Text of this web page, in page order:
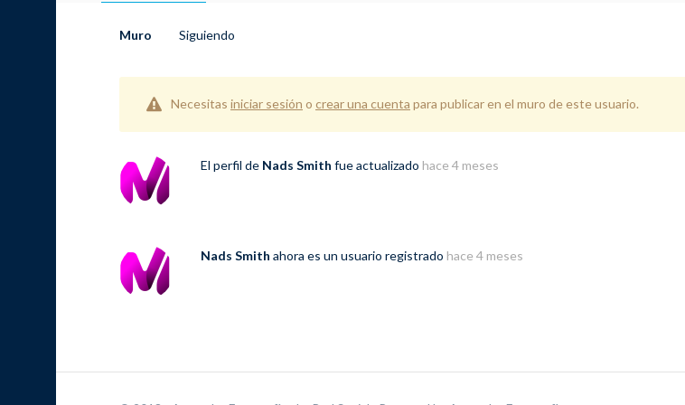
Muro Siguiendo
Necesitas iniciar sesión o crear una cuenta para publicar en el muro de este usuario.
El perfil de Nads Smith fue actualizado hace 4 meses
Nads Smith ahora es un usuario registrado hace 4 meses